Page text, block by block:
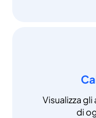
Visualizza
di